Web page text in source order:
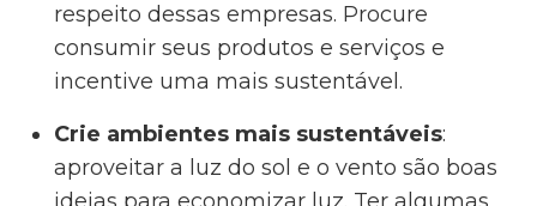
respeito dessas empresas. Procure
consumir seus produtos e serviços e
incentive uma mais sustentável.
Crie ambientes mais sustentáveis:
aproveitar a luz do sol e o vento são boas